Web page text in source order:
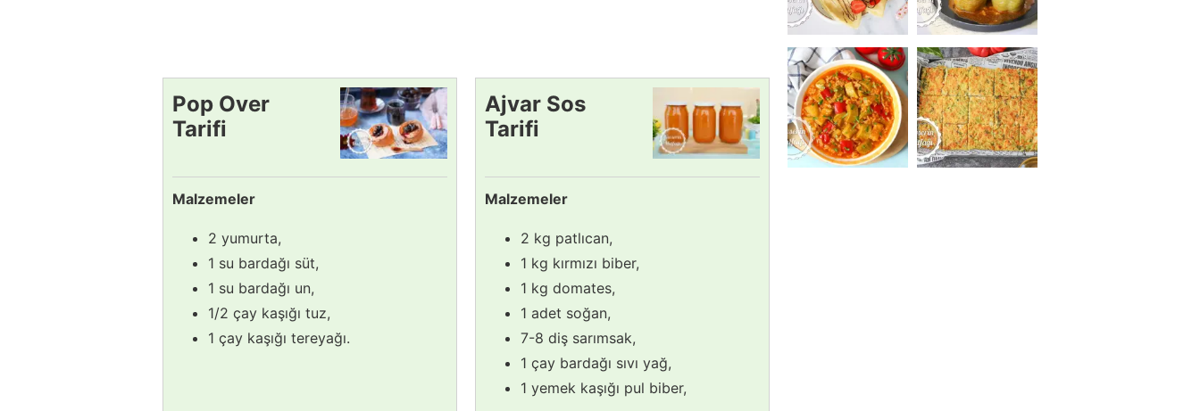
Pop Over
Tarifi
Malzemeler
2 yumurta,
1 su bardağı süt,
1 su bardağı un,
1/2 çay kaşığı tuz,
1 çay kaşığı tereyağı.
Ajvar Sos
Tarifi
Malzemeler
2 kg patlıcan,
1 kg kırmızı biber,
1 kg domates,
1 adet soğan,
7-8 diş sarımsak,
1 çay bardağı sıvı yağ,
1 yemek kaşığı pul biber,